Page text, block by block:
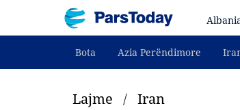
Bota Azia Perëndimore
Lajme / Iran